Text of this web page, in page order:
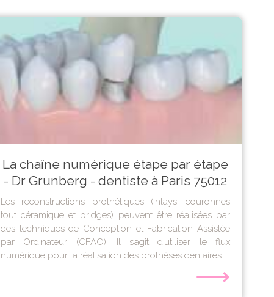
La chaîne numérique étape par étape
- Dr Grunberg - dentiste à Paris 75012
Les reconstructions prothétiques (inlays, couronnes
tout céramique et bridges) peuvent être réalisées par
des techniques de Conception et Fabrication Assistée
par Ordinateur (CFAO). Il s’agit d’utiliser le flux
numérique pour la réalisation des prothèses dentaires.
⟶